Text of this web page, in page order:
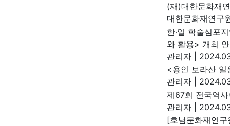
(재)대한문화재
대한문화재연구
한·일 학술심포
와 활용> 개최
관리자
<용인 보라산 일
관리자
제67회 전국역
관리자
[호남문화재연